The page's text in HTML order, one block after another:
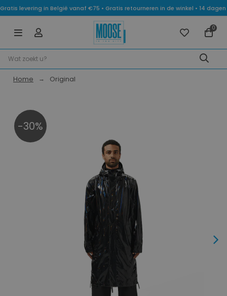
Gratis levering in België vanaf €75 • Gratis retourneren in de winkel • 14
0
Home Original
-30%
Next